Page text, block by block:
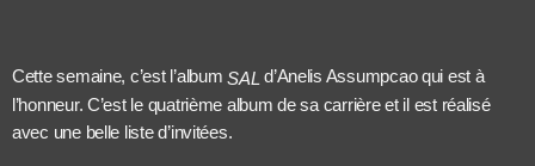
Cette semaine, c’est l’album SAL d’Anelis Assumpcao qui est à
l’honneur. C’est le quatrième album de sa carrière et il est réalisé
avec une belle liste d’invitées.